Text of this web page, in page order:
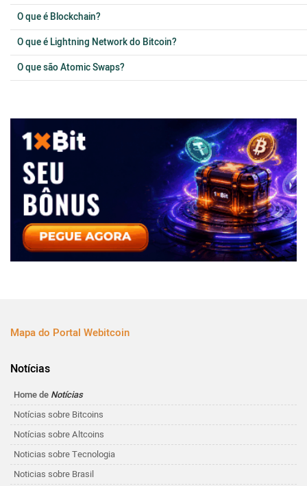
O que é Blockchain?
O que é Lightning Network do Bitcoin?
O que são Atomic Swaps?
Mapa do Portal Webitcoin
Notícias
Home de Notícias
Notícias sobre Bitcoins
Notícias sobre Altcoins
Noticias sobre Tecnologia
Noticias sobre Brasil